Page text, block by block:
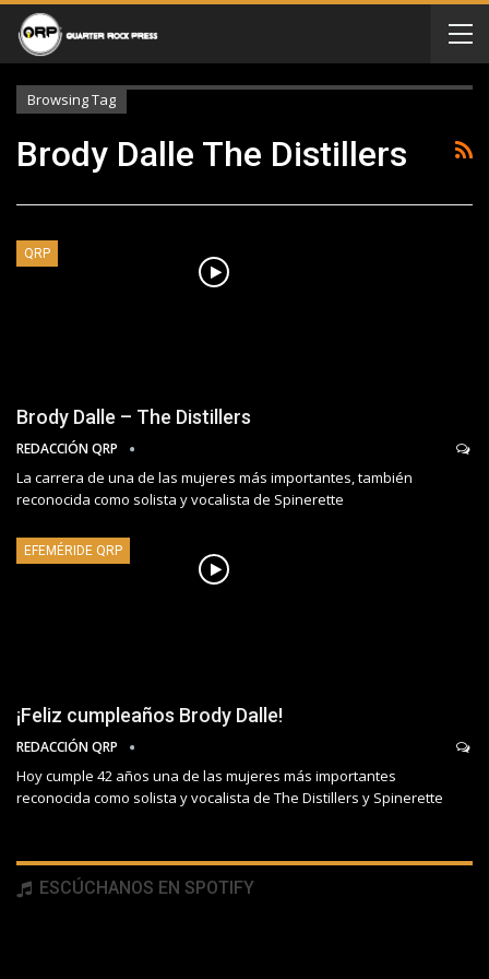
Browsing Tag
Brody Dalle The Distillers
QRP
Brody Dalle – The Distillers
REDACCIÓN QRP
La carrera de una de las mujeres más importantes, también
reconocida como solista y vocalista de Spinerette
EFEMÉRIDE QRP
¡Feliz cumpleaños Brody Dalle!
REDACCIÓN QRP
Hoy cumple 42 años una de las mujeres más importantes
reconocida como solista y vocalista de The Distillers y Spinerette
ESCÚCHANOS EN SPOTIFY